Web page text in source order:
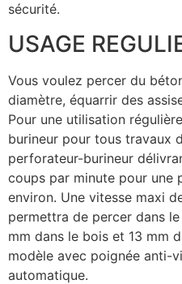
sécurité.
USAGE
Vous voulez percer du
diamètre, équarrir des
Pour une utilisation
burineur pour tous travaux
perforateur-burineur
coups par minute pour une
environ. Une vitesse maxi
permettra de percer dans
mm dans le bois et 13 mm
modèle avec poignée anti-
automatique.